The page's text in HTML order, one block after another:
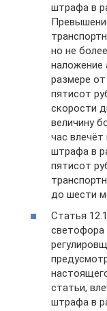
штрафа в
но не
наложение
размере
пятисот
скорости
величину
час
штрафа в
пятисот
до шести
Статья
статьи,
штрафа в